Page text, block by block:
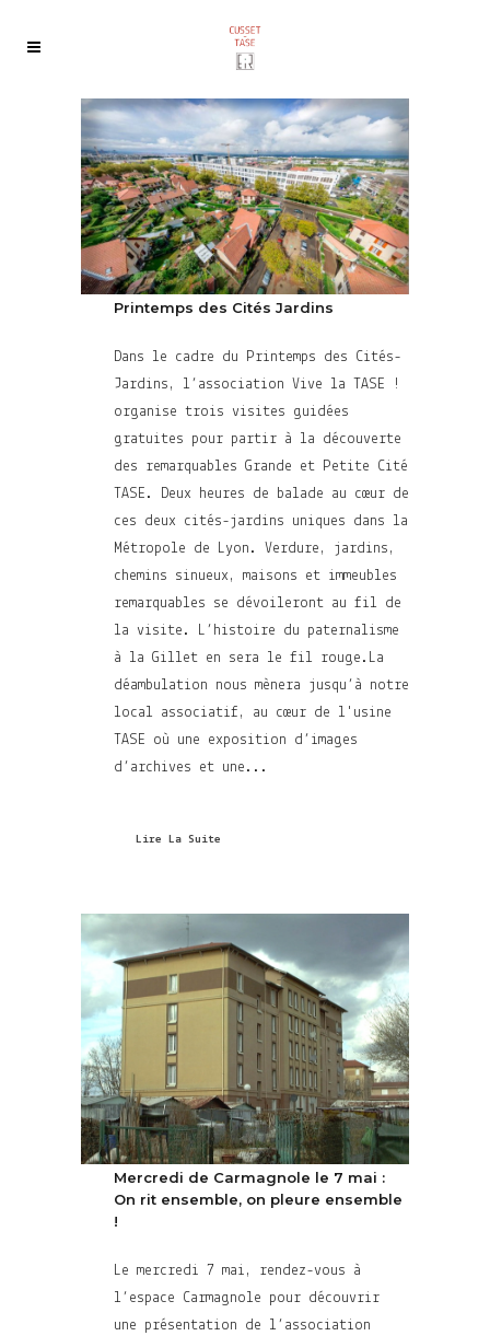
Printemps des Cités Jardins
Dans le cadre du Printemps des Cités-
Jardins, l’association Vive la TASE !
organise trois visites guidées
gratuites pour partir à la découverte
des remarquables Grande et Petite Cité
TASE. Deux heures de balade au cœur de
ces deux cités-jardins uniques dans la
Métropole de Lyon. Verdure, jardins,
chemins sinueux, maisons et immeubles
remarquables se dévoileront au fil de
la visite. L’histoire du paternalisme
à la Gillet en sera le fil rouge.La
déambulation nous mènera jusqu’à notre
local associatif, au cœur de l'usine
TASE où une exposition d’images
d’archives et une...
Lire La Suite
Mercredi de Carmagnole le 7 mai :
On rit ensemble, on pleure ensemble
!
Le mercredi 7 mai, rendez-vous à
l’espace Carmagnole pour découvrir
une présentation de l’association